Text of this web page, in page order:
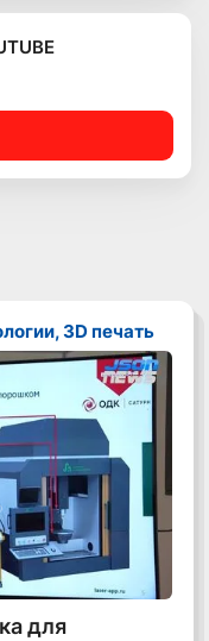
3D печать
для